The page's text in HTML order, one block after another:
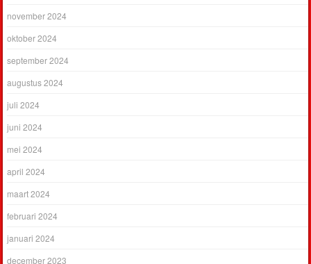
november 2024
oktober 2024
september 2024
augustus 2024
juli 2024
juni 2024
mei 2024
april 2024
maart 2024
februari 2024
januari 2024
december 2023